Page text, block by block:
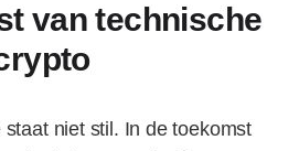
van technische
niet stil. In de toekomst